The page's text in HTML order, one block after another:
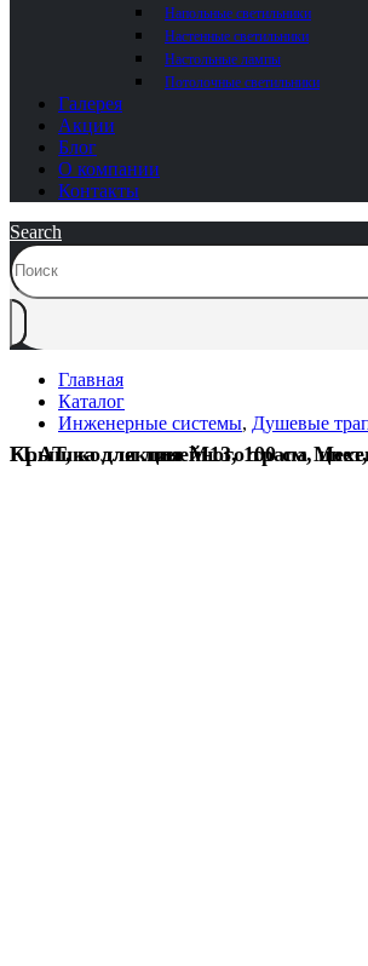
Напольные светильники
Настенные светильники
Настольные лампы
Потолочные светильники
Галерея
Акции
Блог
О компании
Контакты
Search
Главная
Каталог
Инженерные системы, Душевые
Крышка для линейного трапа Mexen, коллекция FLAT, коллекция